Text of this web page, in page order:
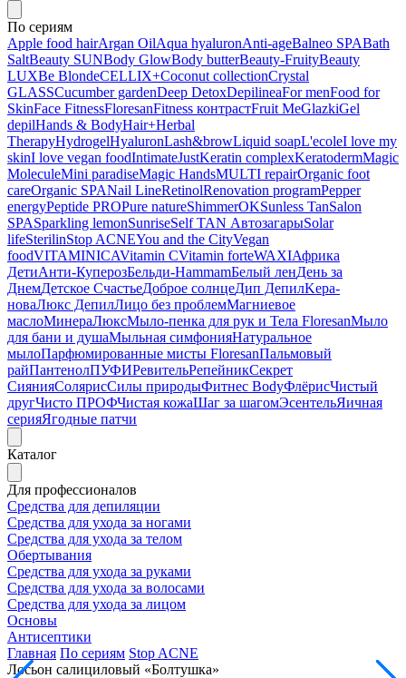
По сериям
Apple food hairArgan OilAqua hyaluronAnti-ageBalneo SPABath
SaltBeauty SUNBody GlowBody butterBeauty-FruityBeauty
LUXBe BlondeCELLIX+Coconut collectionCrystal
GLASSCucumber gardenDeep DetoxDepilineaFor menFood for
SkinFace FitnessFloresanFitness контрастFruit MeGlazkiGel
depilHands & BodyHair+Herbal
TherapyHydrogelHyaluronLash&browLiquid soapL'ecoleI love my
skinI love vegan foodIntimateJustKeratin complexKeratodermMagic
MoleculeMini paradiseMagic HandsMULTI repairOrganic foot
careOrganic SPANail LineRetinolRenovation programPepper
energyPeptide PROPure natureShimmerOKSunless TanSalon
SPASparkling lemonSunriseSelf TAN АвтозагарыSolar
lifeSterilinStop ACNEYou and the CityVegan
foodVITAMINICAVitamin CVitamin forteWAXIАфрика
ДетиАнти-КуперозБельди-HammamБелый ленДень за
ДнемДетское СчастьеДоброе солнцеДип ДепилKepa-
новаЛюкс ДепилЛицо без проблемМагниевое
маслоМинераЛюксМыло-пенка для рук и Тела FloresanМыло
для бани и душаМыльная симфонияНатуральное
мылоПарфюмированные мисты FloresanПальмовый
райПантенолПУФИРевительРепейникСекрет
СиянияСолярисСилы природыФитнес BodyФлёрисЧистый
другЧисто ПРОФЧистая кожаШаг за шагомЭсентельЯичная
серияЯгодные патчи
Каталог
Для профессионалов
Средства для депиляции
Средства для ухода за ногами
Средства для ухода за телом
Обертывания
Средства для ухода за руками
Средства для ухода за волосами
Средства для ухода за лицом
Основы
Антисептики
Главная По сериям Stop ACNE
Лосьон салициловый «Болтушка»